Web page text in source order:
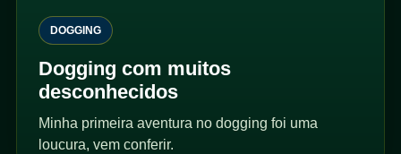
DOGGING
Dogging com muitos
desconhecidos
Minha primeira aventura no dogging foi uma
loucura, vem conferir.